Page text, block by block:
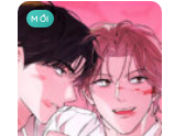
MỚI